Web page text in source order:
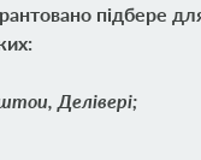
підбере
Делівері;